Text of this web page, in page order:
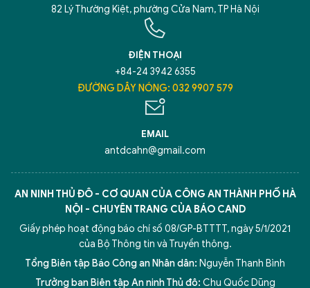
82 Lý Thường Kiệt, phường Cửa Nam, TP Hà Nội
ĐIỆN THOẠI
+84-24 3942 6355
ĐƯỜNG DÂY NÓNG: 032 9907 579
EMAIL
antdcahn@gmail.com
AN NINH THỦ ĐÔ - CƠ QUAN CỦA CÔNG AN THÀNH PHỐ HÀ
NỘI - CHUYÊN TRANG CỦA BÁO CAND
Giấy phép hoạt động báo chí số 08/GP-BTTTT, ngày 5/1/2021
của Bộ Thông tin và Truyền thông.
Tổng Biên tập Báo Công an Nhân dân: Nguyễn Thanh Bình
Trưởng ban Biên tập An ninh Thủ đô: Chu Quốc Dũng